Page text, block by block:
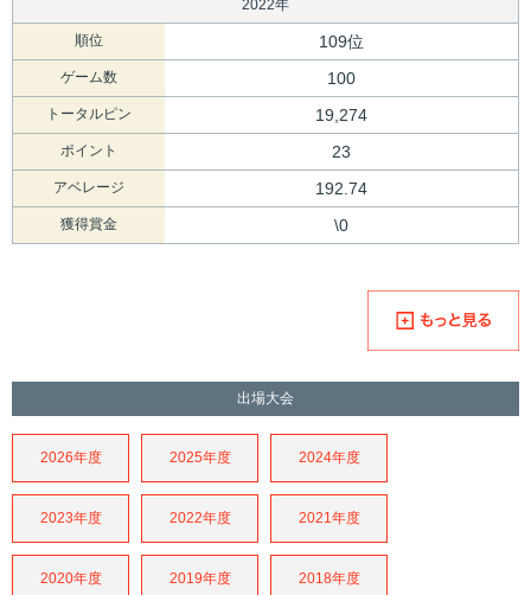
2022年
順位 109位
ゲーム数 100
トータルピン 19,274
ポイント 23
アベレージ 192.74
獲得賞金 \0
出場大会
2026年度 2025年度 2024年度
2023年度 2022年度 2021年度
2020年度 2019年度 2018年度